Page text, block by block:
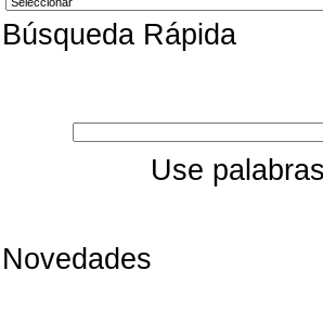
Búsqueda Rápida
Use
Novedades